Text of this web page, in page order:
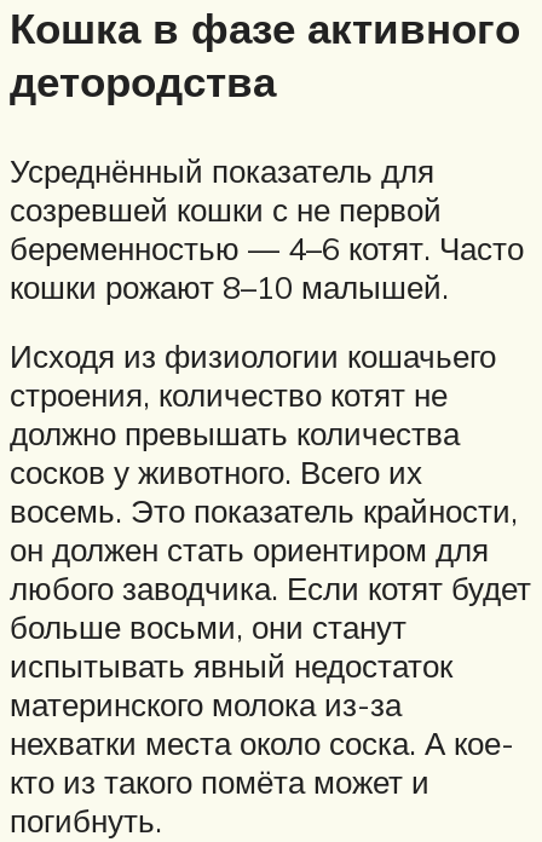
Кошка в фазе активного
детородства
Усреднённый показатель для
созревшей кошки с не первой
беременностью — 4–6 котят. Часто
кошки рожают 8–10 малышей.
Исходя из физиологии кошачьего
строения, количество котят не
должно превышать количества
сосков у животного. Всего их
восемь. Это показатель крайности,
он должен стать ориентиром для
любого заводчика. Если котят будет
больше восьми, они станут
испытывать явный недостаток
материнского молока из-за
нехватки места около соска. А кое-
кто из такого помёта может и
погибнуть.